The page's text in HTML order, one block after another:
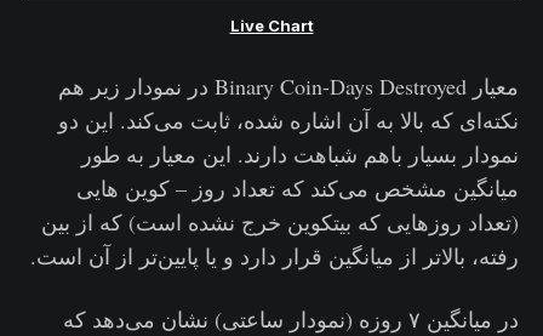
Live Chart
معیار Binary Coin-Days Destroyed در نمودار زیر هم
نکته‌ای که بالا به آن اشاره شده، ثابت می‌کند. این دو
نمودار بسیار باهم شباهت دارند. این معیار به طور
میانگین مشخص می‌کند که تعداد روز – کوین هایی
(تعداد روزهایی که بیتکوین خرج نشده است) که از بین
رفته، بالاتر از میانگین قرار دارد و یا پایین‌تر از آن است.
در میانگین ۷ روزه (نمودار ساعتی) نشان می‌دهد که